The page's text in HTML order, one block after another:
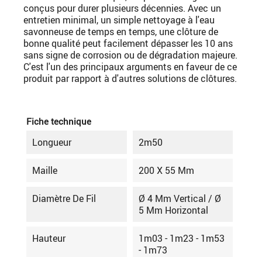
conçus pour durer plusieurs décennies. Avec un
entretien minimal, un simple nettoyage à l'eau
savonneuse de temps en temps, une clôture de
bonne qualité peut facilement dépasser les 10 ans
sans signe de corrosion ou de dégradation majeure.
C'est l'un des principaux arguments en faveur de ce
produit par rapport à d'autres solutions de clôtures.
Fiche technique
Longueur 2m50
Maille 200 X 55 Mm
Diamètre De Fil
Ø 4 Mm Vertical / Ø
5 Mm Horizontal
Hauteur
1m03 - 1m23 - 1m53
- 1m73